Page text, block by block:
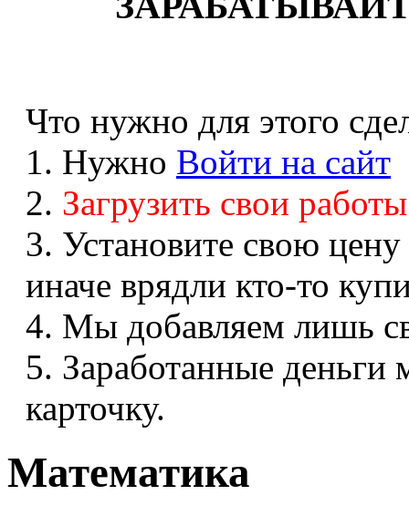
Что нужно для этого
1. Нужно Войти на сайт
2. Загрузить свои
3. Установите свою
иначе врядли кто-то
4. Мы добавляем лишь
5. Заработанные
карточку.
Математика